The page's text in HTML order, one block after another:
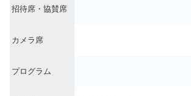
招待席・協賛席
カメラ席
プログラム